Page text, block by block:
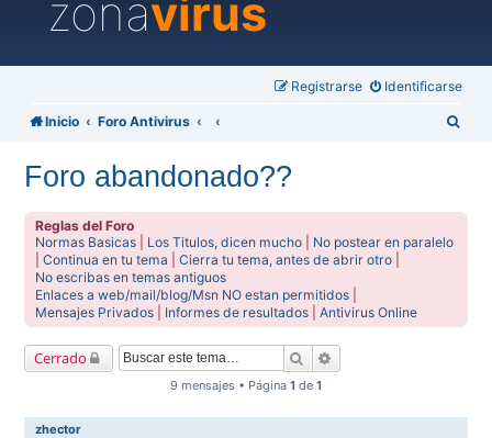
zonavirus
Identificarse
Registrarse
Inicio Foro Antivirus
Foro abandonado??
Reglas del Foro
Normas Basicas
Los Titulos, dicen mucho
No postear en paralelo
|Continua en tu tema |Cierra tu tema, antes de abrir otro
No escribas en temas antiguos
Enlaces a web/mail/blog/Msn NO estan permitidos
Mensajes Privados
Informes de resultados |Antivirus Online
Cerrado Buscar
9 mensajes • Página 1 de 1
zhector